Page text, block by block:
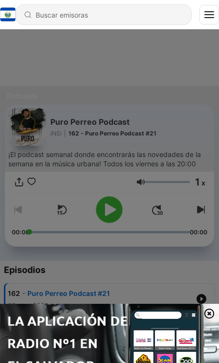
Puro Perreo Podcast
iNSi 162 - Puro Perreo Podcast #21
¡El podcast semanal donde encontrarás las novedades de la
semana en la música urbana! Todos los viernes a las 20:00
Volumen 1 x
00:00 00:00
Episodios
162 - Puro Perreo Podcast #21
03 sep. 2020
161 - Puro Perreo Podcast #20
Puro Perreo Podcast #19